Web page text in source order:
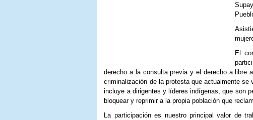
El
derecho a la consulta previa y el derecho a libre
criminalización de la protesta que actualmente
incluye a dirigentes y líderes indígenas, que son
bloquear y reprimir a la propia población que
La participación es nuestro principal valor de